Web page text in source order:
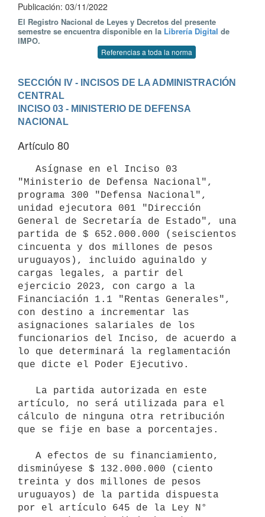
Publicación: 03/11/2022
El Registro Nacional de Leyes y Decretos del presente
semestre se encuentra disponible en la Librería Digital de
IMPO.
Referencias a toda la norma
SECCIÓN IV - INCISOS DE LA ADMINISTRACIÓN
CENTRAL
INCISO 03 - MINISTERIO DE DEFENSA
NACIONAL
Artículo 80
"Ministerio de Defensa Nacional",
programa 300 "Defensa Nacional",
unidad ejecutora 001 "Dirección
General de Secretaría de Estado", una
partida de $ 652.000.000 (seiscientos
cincuenta y dos millones de pesos
uruguayos), incluido aguinaldo y
cargas legales, a partir del
ejercicio 2023, con cargo a la
Financiación 1.1 "Rentas Generales",
con destino a incrementar las
asignaciones salariales de los
funcionarios del Inciso, de acuerdo a
lo que determinará la reglamentación
que dicte el Poder Ejecutivo.
artículo, no será utilizada para el
cálculo de ninguna otra retribución
que se fije en base a porcentajes.
disminúyese $ 132.000.000 (ciento
treinta y dos millones de pesos
uruguayos) de la partida dispuesta
por el artículo 645 de la Ley N°